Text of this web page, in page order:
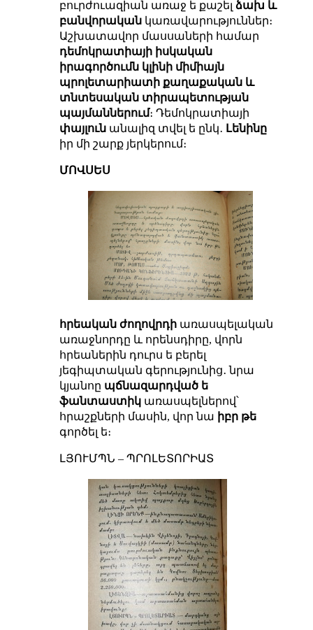
բուրժուազիան առաջ ե քաշել ձախ և
բանվորականկառավարություններ։
Աշխատավոր մասսաների համար
դեմոկրատիայի իսկական
իրագործումն կլինի միմիայն
պրոլետարիատի քաղաքական և
տնտեսական տիրապետության
պայմաններում։ Դեմոկրատիայի
փայլունանալիզ տվել ե ընկ․ Լենինը
իր մի շարք յերկերում։
ՄՈՎՍԵՍ
հրեական ժողովրդիառասպելական
առաջնորդը և որենսդիրը, վորն
հրեաներին դուրս ե բերել
յեգիպտական գերությունից․ նրա
կյանոը պճնազարդված ե
ֆանտաստիկառասպելներով՝
հրաշքների մասին, վոր նա իբր թե
գործել ե։
ԼՅՈՒՄՊՆ – ՊՐՈԼԵՏՈՐԻԱՏ